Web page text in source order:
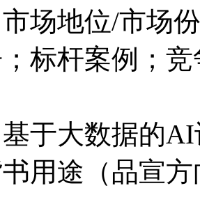
场地位/市场
标杆案例；
于大数据的
用途（品宣